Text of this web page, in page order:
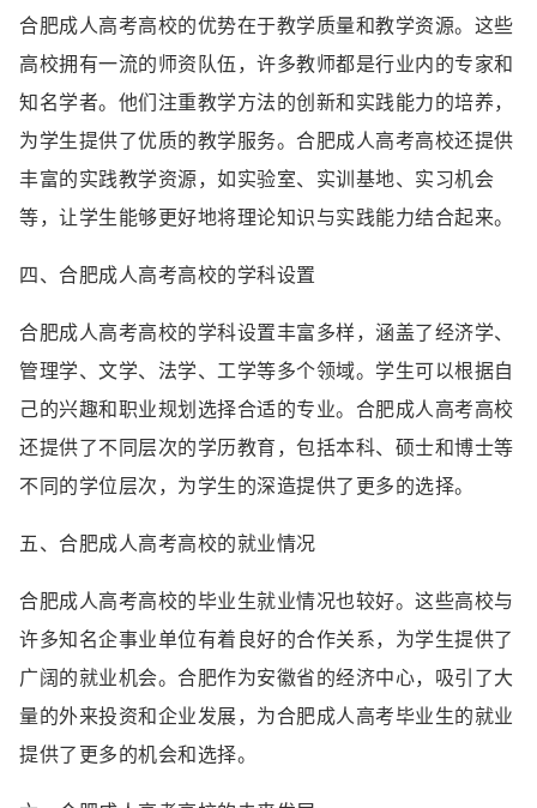
合肥成人高考高校的优势在于教学质量和教学资源。这些
高校拥有一流的师资队伍，许多教师都是行业内的专家和
知名学者。他们注重教学方法的创新和实践能力的培养，
为学生提供了优质的教学服务。合肥成人高考高校还提供
丰富的实践教学资源，如实验室、实训基地、实习机会
等，让学生能够更好地将理论知识与实践能力结合起来。
四、合肥成人高考高校的学科设置
合肥成人高考高校的学科设置丰富多样，涵盖了经济学、
管理学、文学、法学、工学等多个领域。学生可以根据自
己的兴趣和职业规划选择合适的专业。合肥成人高考高校
还提供了不同层次的学历教育，包括本科、硕士和博士等
不同的学位层次，为学生的深造提供了更多的选择。
五、合肥成人高考高校的就业情况
合肥成人高考高校的毕业生就业情况也较好。这些高校与
许多知名企事业单位有着良好的合作关系，为学生提供了
广阔的就业机会。合肥作为安徽省的经济中心，吸引了大
量的外来投资和企业发展，为合肥成人高考毕业生的就业
提供了更多的机会和选择。